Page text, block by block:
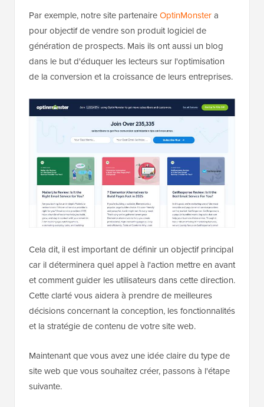
Par exemple, notre site partenaireOptinMonstera
pour objectif de vendre son produit logiciel de
génération de prospects. Mais ils ont aussi un blog
dans le but d'éduquer les lecteurs sur l'optimisation
de la conversion et la croissance de leurs entreprises.
Cela dit, il est important de définir un objectif principal
car il déterminera quel appel à l'action mettre en avant
et comment guider les utilisateurs dans cette direction.
Cette clarté vous aidera à prendre de meilleures
décisions concernant la conception, les fonctionnalités
et la stratégie de contenu de votre site web.
Maintenant que vous avez une idée claire du type de
site web que vous souhaitez créer, passons à l'étape
suivante.